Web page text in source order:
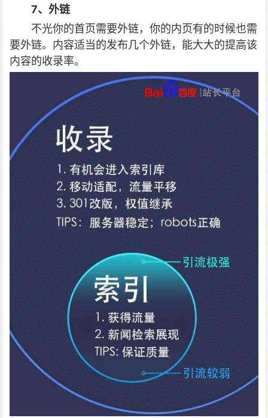
7、外链
不光你的首页需要外链，你的内页有的时候也需
要外链。内容适当的发布几个外链，能大大的提高该
内容的收录率。